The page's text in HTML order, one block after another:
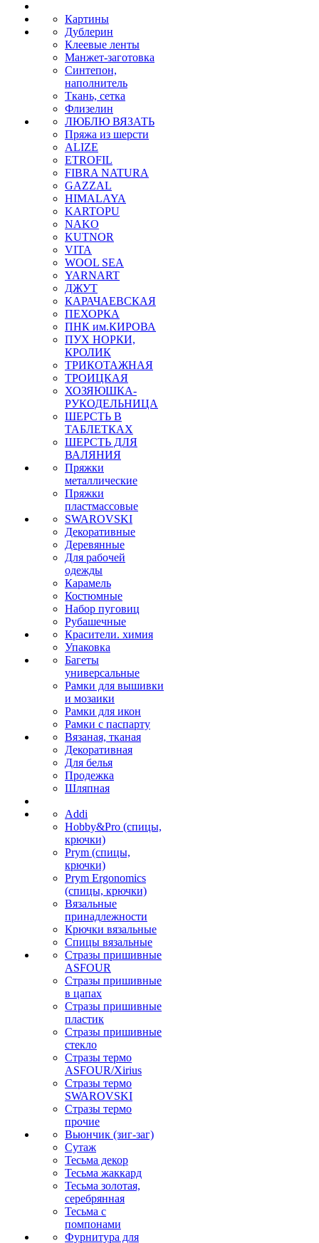
Картины
Дублерин
Клеевые ленты
Манжет-заготовка
Синтепон,
наполнитель
Ткань, сетка
Флизелин
ЛЮБЛЮ ВЯЗАТЬ
Пряжа из шерсти
ALIZE
ETROFIL
FIBRA NATURA
GAZZAL
HIMALAYA
KARTOPU
NAKO
KUTNOR
VITA
WOOL SEA
YARNART
ДЖУТ
КАРАЧАЕВСКАЯ
ПЕХОРКА
ПНК им.КИРОВА
ПУХ НОРКИ,
КРОЛИК
ТРИКОТАЖНАЯ
ТРОИЦКАЯ
ХОЗЯЮШКА-
РУКОДЕЛЬНИЦА
ШЕРСТЬ В
ТАБЛЕТКАХ
ШЕРСТЬ ДЛЯ
ВАЛЯНИЯ
Пряжки
металлические
Пряжки
пластмассовые
SWAROVSKI
Декоративные
Деревянные
Для рабочей
одежды
Карамель
Костюмные
Набор пуговиц
Рубашечные
Красители. химия
Упаковка
Багеты
универсальные
Рамки для вышивки
и мозаики
Рамки для икон
Рамки с паспарту
Вязаная, тканая
Декоративная
Для белья
Продежка
Шляпная
Addi
Hobby&Pro (спицы,
крючки)
Prym (спицы,
крючки)
Prym Ergonomics
(спицы, крючки)
Вязальные
принадлежности
Крючки вязальные
Спицы вязальные
Стразы пришивные
ASFOUR
Стразы пришивные
в цапах
Стразы пришивные
пластик
Стразы пришивные
стекло
Стразы термо
ASFOUR/Xirius
Стразы термо
SWAROVSKI
Стразы термо
прочие
Вьюнчик (зиг-заг)
Сутаж
Тесьма декор
Тесьма жаккард
Тесьма золотая,
серебрянная
Тесьма с
помпонами
Фурнитура для